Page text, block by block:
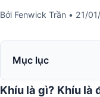
Bởi Fenwick Trần • 21/
Mục lục
Khíu là gì? Khíu là